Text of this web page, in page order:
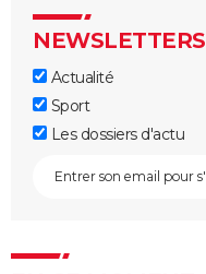
NEWSLETTERS
Actualité
Sport
Les dossiers d'actu